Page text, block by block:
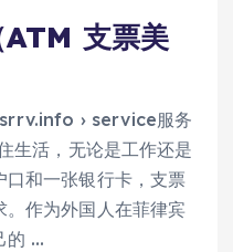
ATM 支票美
› service服务
生活，无论是工作还是
和一张银行卡，支票
。作为外国人在菲律宾
的 …